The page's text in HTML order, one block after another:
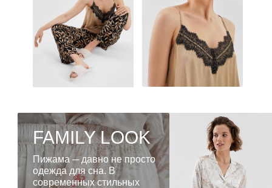
FAMILY LOOK
Пижама ─ давно не просто
одежда для сна. В
современных стильных